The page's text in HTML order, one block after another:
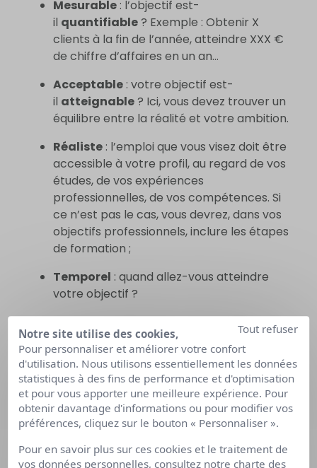
Mesurable : l’objectif est-
il quantifiable? Exemple : Obtenir X
clients à la fin de l’année, atteindre XXX €
de chiffre d’affaires en un an…
Acceptable : votre objectif est-
il atteignable? Ici, vous devez trouver un
équilibre entre la réalité et votre ambition.
Réaliste : l’emploi que vous visez doit être
accessible à votre profil, au regard de vos
études, de vos expériences
professionnelles, de vos compétences. Si
ce n’est pas le cas, vous devrez, dans vos
objectifs professionnels, inclure les étapes
de formation ;
Temporel : quand allez-vous atteindre
votre objectif ?
Analyser et comprendre le
marché du travail
Lorsque vous avez trouvé lemétierou le secteur
d’activité qui correspond à vos envies, à vos
valeurs, et à vos compétences, vous devez vous
assurer qu’il s’agit bien d’uneprofession
Notre site utilise des cookies,
Pour personnaliser et améliorer votre confort
d'utilisation. Nous utilisons essentiellement les données
statistiques à des fins de performance et d'optimisation
et pour vous apporter une meilleure expérience. Pour
obtenir davantage d'informations ou pour modifier vos
préférences, cliquez sur le bouton « Personnaliser ».
Pour en savoir plus sur ces cookies et le traitement de
vos données personnelles, consultez notre charte des
Tout refuser